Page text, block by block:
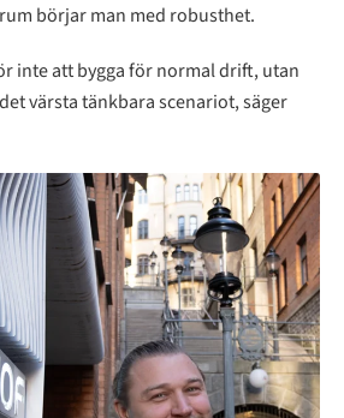
börjar man med robusthet.
inte att bygga för normal drift, utan
värsta tänkbara scenariot, säger